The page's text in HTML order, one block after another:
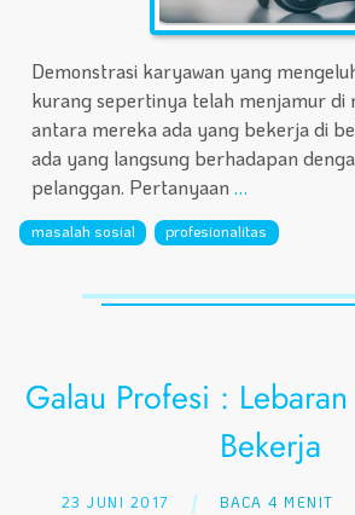
Demonstrasi karyawan yang
kurang sepertinya telah menjamur di
antara mereka ada yang bekerja di
ada yang langsung berhadapan
pelanggan. Pertanyaan …
masalah sosial profesionalitas
Galau Profesi :
Bekerja
23 JUNI 2017 BACA 4 MENIT